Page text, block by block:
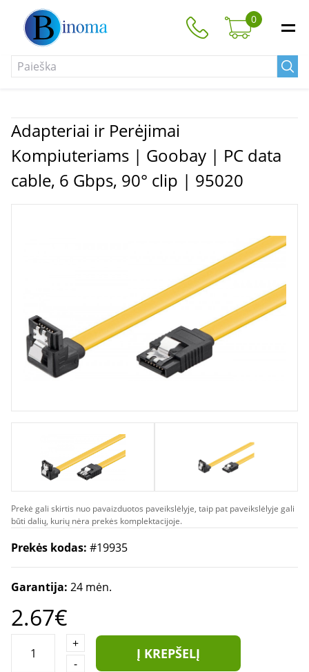
0
Adapteriai ir Perėjimai
Kompiuteriams | Goobay | PC data
cable, 6 Gbps, 90° clip | 95020
Prekė gali skirtis nuo pavaizduotos paveikslėlyje, taip pat paveikslėlyje gali
būti dalių, kurių nėra prekės komplektacijoje.
Prekės kodas: #19935
Garantija: 24 mėn.
2.67€
+
-
Į KREPŠELĮ